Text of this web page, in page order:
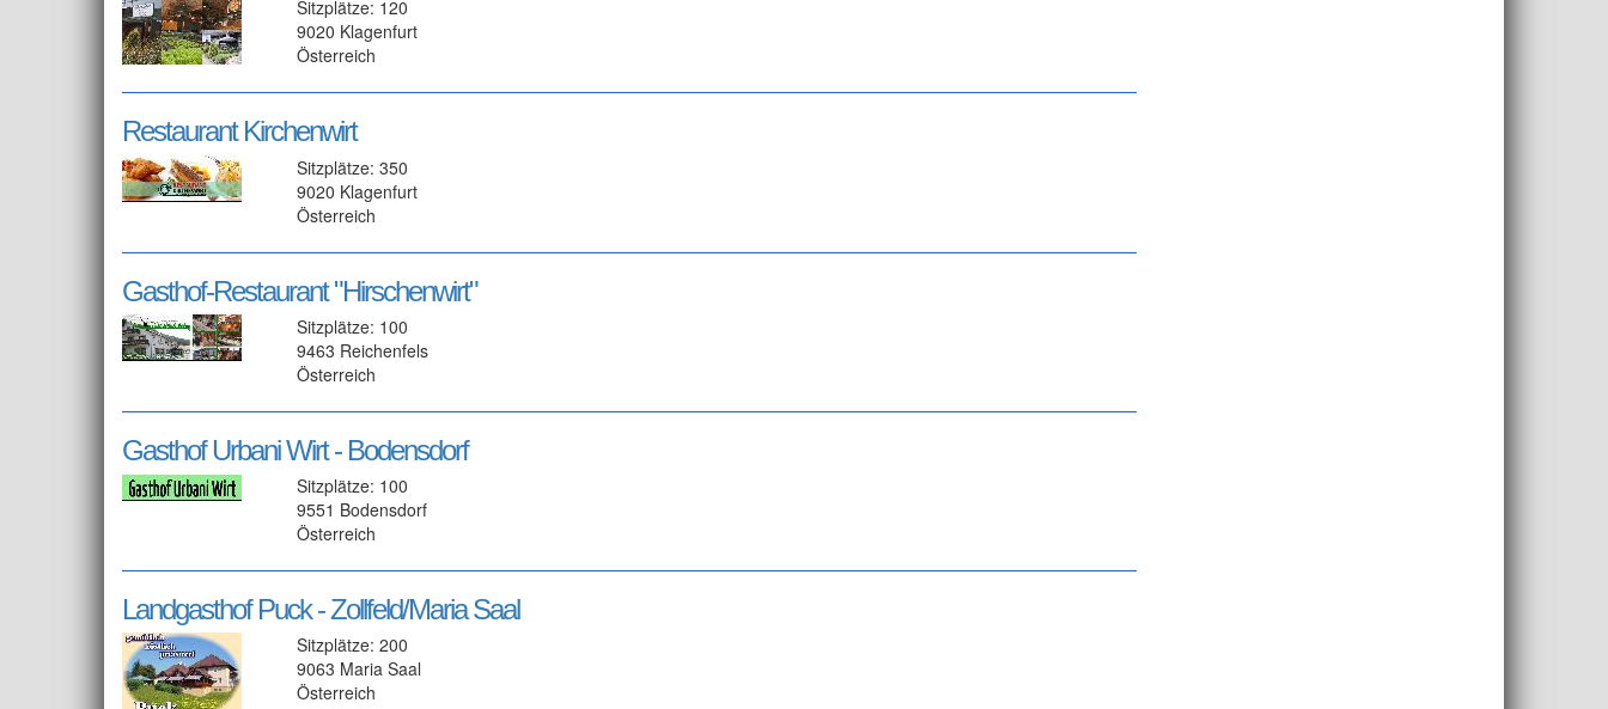
Sitzplätze: 120
9020 Klagenfurt
Österreich
Restaurant Kirchenwirt
Sitzplätze: 350
9020 Klagenfurt
Österreich
Gasthof-Restaurant "Hirschenwirt"
Sitzplätze: 100
9463 Reichenfels
Österreich
Gasthof Urbani Wirt - Bodensdorf
Sitzplätze: 100
9551 Bodensdorf
Österreich
Landgasthof Puck - Zollfeld/Maria Saal
Sitzplätze: 200
9063 Maria Saal
Österreich